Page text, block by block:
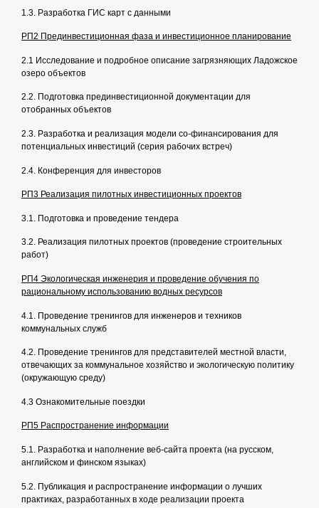
1.3. Разработка ГИС карт с данными
РП2 Прединвестиционная фаза и инвестиционное планирование
2.1 Исследование и подробное описание загрязняющих Ладожское
озеро объектов
2.2. Подготовка прединвестиционной документации для
отобранных объектов
2.3. Разработка и реализация модели со-финансирования для
потенциальных инвестиций (серия рабочих встреч)
2.4. Конференция для инвесторов
РП3 Реализация пилотных инвестиционных проектов
3.1. Подготовка и проведение тендера
3.2. Реализация пилотных проектов (проведение строительных
работ)
РП4 Экологическая инженерия и проведение обучения по
рациональному использованию водных ресурсов
4.1. Проведение тренингов для инженеров и техников
коммунальных служб
4.2. Проведение тренингов для представителей местной власти,
отвечающих за коммунальное хозяйство и экологическую политику
(окружающую среду)
4.3 Ознакомительные поездки
РП5 Распространение информации
5.1. Разработка и наполнение веб-сайта проекта (на русском,
английском и финском языках)
5.2. Публикация и распространение информации о лучших
практиках, разработанных в ходе реализации проекта